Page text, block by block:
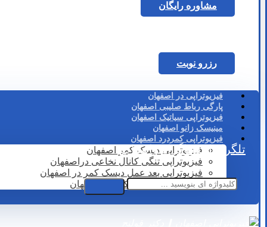
مشاوره رایگان
رزرو نوبت
فیزیوتراپی در اصفهان
پارگی رباط صلیبی اصفهان
فیزیوتراپی سیاتیک اصفهان
مینیسک زانو اصفهان
فیزیوتراپی کمردرد اصفهان
فیزیوتراپی دیسک کمر اصفهان
فیزیوتراپی تنگی کانال نخاعی دراصفهان
فیزیوتراپی بعد عمل دیسک کمر در اصفهان
لیزر درمانی دیسک کمر در اصفهان
تلگرام اینستاگرام واتساپ